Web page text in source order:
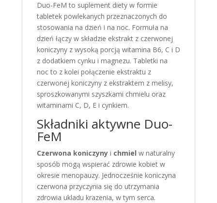
Duo-FeM to suplement diety w formie
tabletek powlekanych przeznaczonych do
stosowania na dzień i na noc. Formuła na
dzień łączy w składzie ekstrakt z czerwonej
koniczyny z wysoką porcją witamina B6, C i D
z dodatkiem cynku i magnezu. Tabletki na
noc to z kolei połączenie ekstraktu z
czerwonej koniczyny z ekstraktem z melisy,
sproszkowanymi szyszkami chmielu oraz
witaminami C, D, E i cynkiem.
Składniki aktywne Duo-
FeM
Czerwona koniczyny i chmiel w naturalny
sposób mogą wspierać zdrowie kobiet w
okresie menopauzy. Jednocześnie koniczyna
czerwona przyczynia się do utrzymania
zdrowia ukladu krazenia, w tym serca.